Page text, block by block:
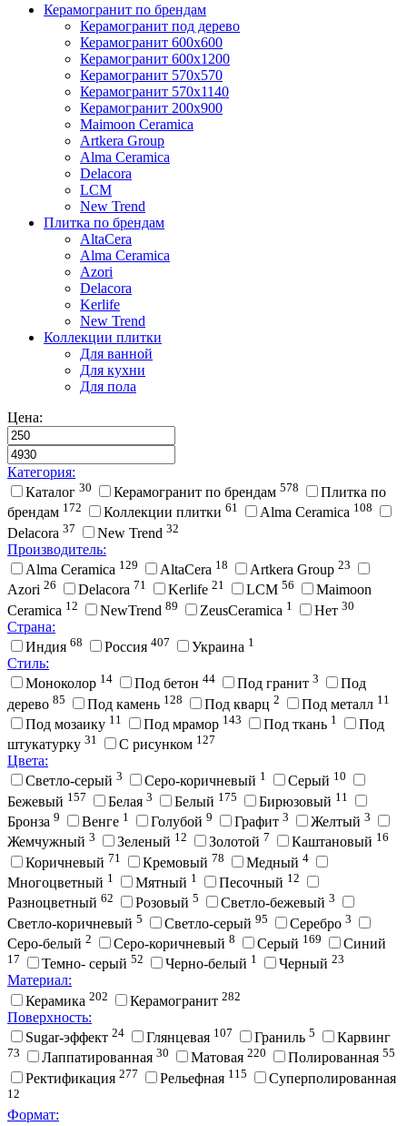
Керамогранит по брендам
Керамогранит под дерево
Керамогранит 600x600
Керамогранит 600x1200
Керамогранит 570x570
Керамогранит 570x1140
Керамогранит 200x900
Maimoon Ceramica
Artkera Group
Alma Ceramica
Delacora
LCM
New Trend
Плитка по брендам
AltaCera
Аlma Ceramica
Azori
Delacora
Kerlife
New Trend
Коллекции плитки
Для ванной
Для кухни
Для пола
Цена:
Категория:
Каталог 30 Керамогранит по брендам 578
Плитка по
брендам 172 Коллекции плитки 61 Alma Ceramica 108
Delacora 37 New Trend 32
Производитель:
Alma Ceramica 129 AltaCera 18 Artkera Group 23
Azori 26 Delacora 71 Kerlife 21 LCM 56
Maimoon
Ceramica 12 NewTrend 89 ZeusCeramica 1 Нет 30
Страна:
Индия 68 Россия 407 Украина 1
Стиль:
Моноколор 14 Под бетон 44 Под гранит 3
Под
дерево 85 Под камень 128 Под кварц 2 Под металл 11
Под мозаику 11 Под мрамор 143 Под ткань 1
Под
штукатурку 31 С рисунком 127
Цвета:
Cветло-серый 3 Cеро-коричневый 1 Cерый 10
Бежевый 157 Белая 3 Белый 175 Бирюзовый 11
Бронза 9 Венге 1 Голубой 9 Графит 3 Желтый 3
Жемчужный 3 Зеленый 12 Золотой 7 Каштановый 16
Коричневый 71 Кремовый 78 Медный 4
Многоцветный 1 Мятный 1 Песочный 12
Разноцветный 62 Розовый 5 Светло-бежевый 3
Светло-коричневый 5 Светло-серый 95 Серебро 3
Серо-белый 2 Серо-коричневый 8 Серый 169 Синий
17 Темно- серый 52 Черно-белый 1 Черный 23
Материал:
Керамика 202 Керамогранит 282
Поверхность:
Sugar-эффект 24 Глянцевая 107 Граниль 5 Карвинг
73 Лаппатированная 30 Матовая 220 Полированная 55
Ректификация 277 Рельефная 115 Суперполированная
12
Формат: